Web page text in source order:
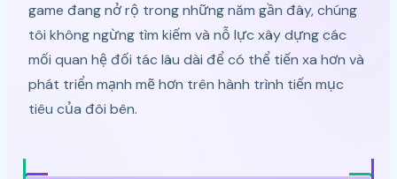
game đang nở rộ trong những năm gần đây, chúng
tôi không ngừng tìm kiếm và nỗ lực xây dựng các
mối quan hệ đối tác lâu dài để có thể tiến xa hơn và
phát triển mạnh mẽ hơn trên hành trình tiến mục
tiêu của đôi bên.